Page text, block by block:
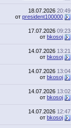
18.07.2026 20:49
от president100000
17.07.2026 09:23
от bkosoj
14.07.2026 13:21
от bkosoj
14.07.2026 13:04
от bkosoj
14.07.2026 13:02
от bkosoj
14.07.2026 12:47
от bkosoj